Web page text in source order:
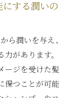
する潤いの
ら潤いを与え、
があります。
ージを受けた髪
保つことが可能